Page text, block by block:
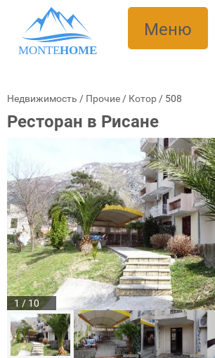
MONTEHOME
Меню
Недвижимость / Прочие / Котор / 508
Ресторан в Рисане
1 / 10